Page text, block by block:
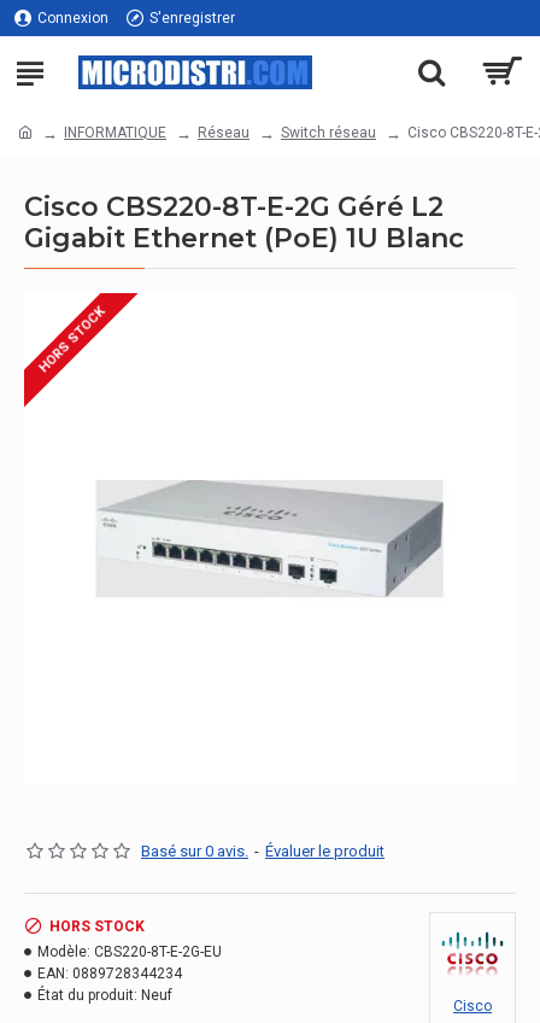
Connexion S'enregistrer
INFORMATIQUE Réseau Switch réseau Cisco CBS220-8T-
Cisco CBS220-8T-E-2G Géré L2
Gigabit Ethernet (PoE) 1U Blanc
HORS STOCK
Basé sur 0 avis. - Évaluer le produit
HORS STOCK
Modèle: CBS220-8T-E-2G-EU
EAN: 0889728344234
État du produit: Neuf
Cisco